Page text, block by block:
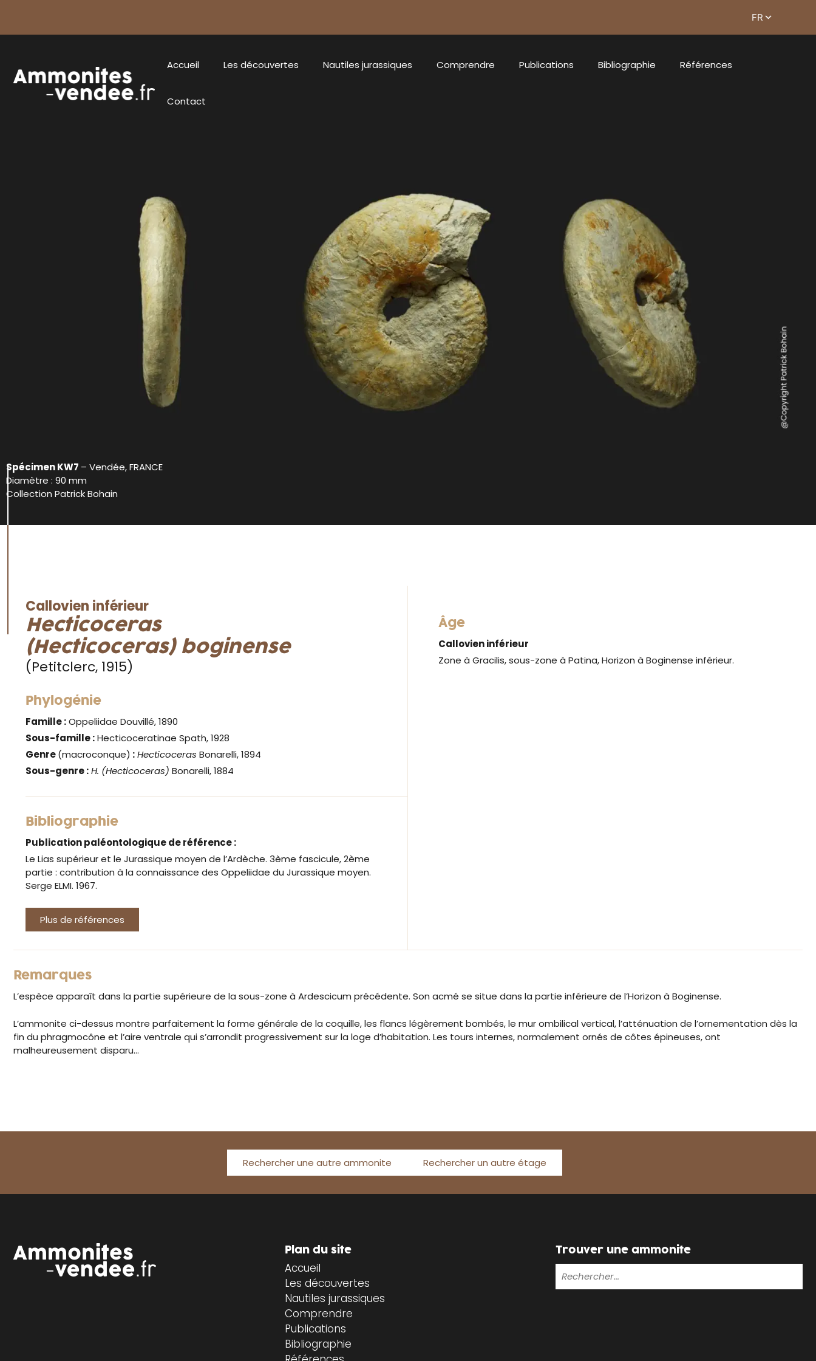
Accueil Les découvertes Nautiles jurassiques Comprendre Publications Bibliographie Références
Contact
Spécimen KW7 – Vendée, FRANCE
Diamètre : 90 mm
Collection Patrick Bohain
Callovien inférieur
Hecticoceras
(Hecticoceras) boginense
(Petitclerc, 1915)
Phylogénie
Famille :Oppeliidae Douvillé, 1890
Sous-famille :Hecticoceratinae Spath, 1928
Genre(macroconque) :Hecticoceras Bonarelli, 1894
Sous-genre :H. (Hecticoceras) Bonarelli, 1884
Bibliographie
Publication paléontologique de référence :
Le Lias supérieur et le Jurassique moyen de l’Ardèche. 3ème fascicule, 2ème
partie : contribution à la connaissance des Oppeliidae du Jurassique moyen.
Serge ELMI. 1967.
Plus de références
Âge
Callovien inférieur
Zone à Gracilis, sous-zone à Patina, Horizon à Boginense inférieur.
Remarques
L’espèce apparaît dans la partie supérieure de la sous-zone à Ardescicum précédente. Son acmé se situe dans la partie inférieure de l’Horizon à Boginense.
L’ammonite ci-dessus montre parfaitement la forme générale de la coquille, les flancs légèrement bombés, le mur ombilical vertical, l’atténuation de l’ornementation dès la
fin du phragmocône et l’aire ventrale qui s’arrondit progressivement sur la loge d’habitation. Les tours internes, normalement ornés de côtes épineuses, ont
malheureusement disparu…
Rechercher une autre ammonite Rechercher un autre étage
Plan du site
Accueil
Les découvertes
Nautiles jurassiques
Comprendre
Publications
Bibliographie
Trouver une ammonite